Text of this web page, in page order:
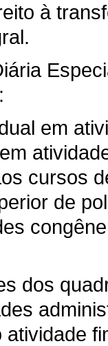
à
em
cursos
de
dos